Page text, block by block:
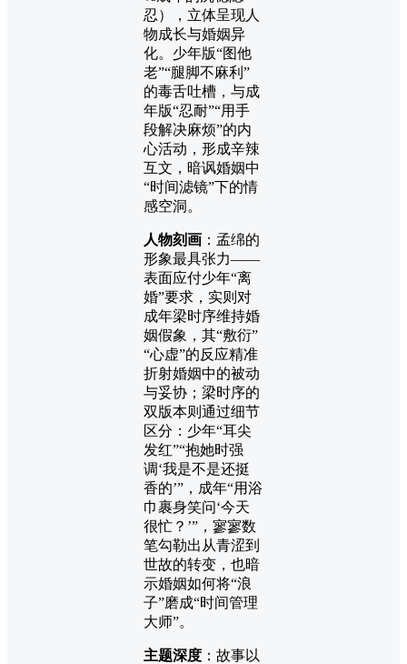
忍），立体呈现人
物成长与婚姻异
化。少年版“图他
老”“腿脚不麻利”
的毒舌吐槽，与成
年版“忍耐”“用手
段解决麻烦”的内
心活动，形成辛辣
互文，暗讽婚姻中
“时间滤镜”下的情
感空洞。
人物刻画 ：孟绵的
形象最具张力——
表面应付少年“离
婚”要求，实则对
成年梁时序维持婚
姻假象，其“敷衍”
“心虚”的反应精准
折射婚姻中的被动
与妥协；梁时序的
双版本则通过细节
区分：少年“耳尖
发红”“抱她时强
调‘我是不是还挺
香的’”，成年“用浴
巾裹身笑问‘今天
很忙？’”，寥寥数
笔勾勒出从青涩到
世故的转变，也暗
示婚姻如何将“浪
子”磨成“时间管理
大师”。
主题深度 ：故事以